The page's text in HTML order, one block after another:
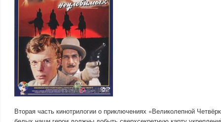
Вторая часть кинотрилогии о приключениях «Великолепной